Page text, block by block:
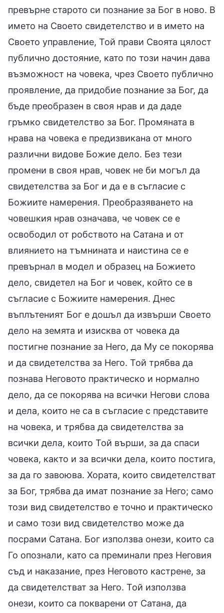
превърне старото си познание за Бог в ново. В
името на Своето свидетелство и в името на
Своето управление, Той прави Своята цялост
публично достояние, като по този начин дава
възможност на човека, чрез Своето публично
проявление, да придобие познание за Бог, да
бъде преобразен в своя нрав и да даде
гръмко свидетелство за Бог. Промяната в
нрава на човека е предизвикана от много
различни видове Божие дело. Без тези
промени в своя нрав, човек не би могъл да
свидетелства за Бог и да е в съгласие с
Божиите намерения. Преобразяването на
човешкия нрав означава, че човек се е
освободил от робството на Сатана и от
влиянието на тъмнината и наистина се е
превърнал в модел и образец на Божието
дело, свидетел на Бог и човек, който се в
съгласие с Божиите намерения. Днес
въплътеният Бог е дошъл да извърши Своето
дело на земята и изисква от човека да
постигне познание за Него, да Му се покорява
и да свидетелства за Него. Той трябва да
познава Неговото практическо и нормално
дело, да се покорява на всички Негови слова
и дела, които не са в съгласие с представите
на човека, и трябва да свидетелства за
всички дела, които Той върши, за да спаси
човека, както и за всички дела, които постига,
за да го завоюва. Хората, които свидетелстват
за Бог, трябва да имат познание за Него; само
този вид свидетелство е точно и практическо
и само този вид свидетелство може да
посрами Сатана. Бог използва онези, които са
Го опознали, като са преминали през Неговия
съд и наказание, през Неговото кастрене, за
да свидетелстват за Него. Той използва
онези, които са покварени от Сатана, да